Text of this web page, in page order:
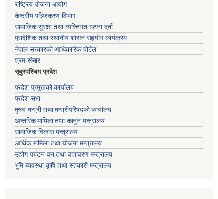
राष्ट्रिय योजना आयोग
केन्द्रीय पञ्जिकरण विभाग
सामाजिक सुरक्षा तथा व्यक्तिगत घटना दर्ता
प्रादेशिक तथा स्थानीय शासन सहयोग कार्यक्रम
नेपाल सरकारको आधिकारिक पोर्टल
श्रम संसार
सूदुरपश्चिम प्रदेश
प्रदेश प्रमुखको कार्यालय
प्रदेश सभा
मुख्य मन्त्री तथा मन्त्रीपरिषदको कार्यालय
आन्तरिक मामिला तथा कानुन मन्त्रालय
सामाजिक विकास मन्त्रालय
आर्थिक मामिला तथा योजना मन्त्रालय
उद्योग पर्यटन वन तथा वातावरण मन्त्रालय
भुमि ब्यवस्था कृषि तथा सहकारी मन्त्रालय